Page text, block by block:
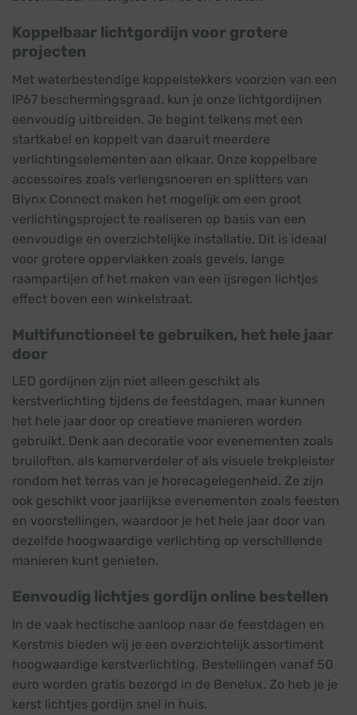
Koppelbaar lichtgordijn voor grotere
projecten
Met waterbestendige koppelstekkers voorzien van een
IP67 beschermingsgraad, kun je onze lichtgordijnen
eenvoudig uitbreiden. Je begint telkens met een
startkabel en koppelt van daaruit meerdere
verlichtingselementen aan elkaar. Onze koppelbare
accessoires zoals verlengsnoeren en splitters van
Blynx Connect maken het mogelijk om een groot
verlichtingsproject te realiseren op basis van een
eenvoudige en overzichtelijke installatie. Dit is ideaal
voor grotere oppervlakken zoals gevels, lange
raampartijen of het maken van een ijsregen lichtjes
effect boven een winkelstraat.
Multifunctioneel te gebruiken, het hele jaar
door
LED gordijnen zijn niet alleen geschikt als
kerstverlichting tijdens de feestdagen, maar kunnen
het hele jaar door op creatieve manieren worden
gebruikt. Denk aan decoratie voor evenementen zoals
bruiloften, als kamerverdeler of als visuele trekpleister
rondom het terras van je horecagelegenheid. Ze zijn
ook geschikt voor jaarlijkse evenementen zoals feesten
en voorstellingen, waardoor je het hele jaar door van
dezelfde hoogwaardige verlichting op verschillende
manieren kunt genieten.
Eenvoudig lichtjes gordijn online bestellen
In de vaak hectische aanloop naar de feestdagen en
Kerstmis bieden wij je een overzichtelijk assortiment
hoogwaardige kerstverlichting. Bestellingen vanaf 50
euro worden gratis bezorgd in de Benelux. Zo heb je je
kerst lichtjes gordijn snel in huis.